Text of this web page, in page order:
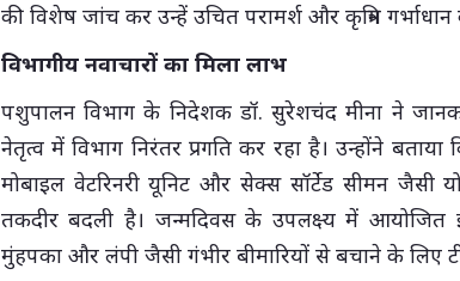
की विशेष जांच कर उन्हें उचित परामर्श और कृत्रिम गर्भाधान
विभागीय नवाचारों का मिला लाभ
पशुपालन विभाग के निदेशक डॉ. सुरेशचंद मीना ने
नेतृत्व में विभाग निरंतर प्रगति कर रहा है। उन्होंने बताया
मोबाइल वेटरिनरी यूनिट और सेक्स सॉर्टेड सीमन
तकदीर बदली है। जन्मदिवस के उपलक्ष्य में
मुंहपका और लंपी जैसी गंभीर बीमारियों से बचाने के लिए